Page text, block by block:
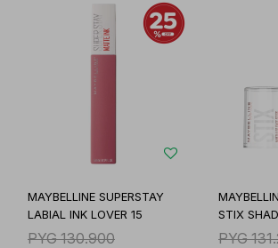
MAYBELLINE SUPERSTAY
LABIAL INK LOVER 15
PYG 130.900
STIX
PYG